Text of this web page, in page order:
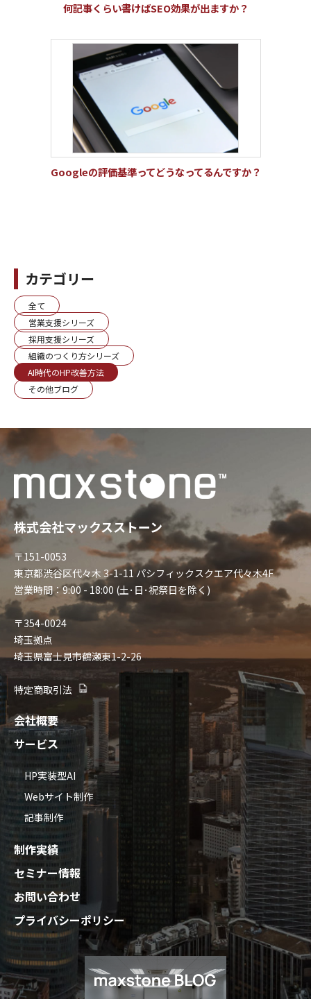
何記事くらい書けばSEO効果が出ますか？
Googleの評価基準ってどうなってるんですか？
カテゴリー
全て
営業支援シリーズ
採用支援シリーズ
組織のつくり方シリーズ
AI時代のHP改善方法
その他ブログ
株式会社マックスストーン
〒151-0053
東京都渋谷区代々木 3-1-11 パシフィックスクエア代々木4F
営業時間：9:00 - 18:00 (土･日･祝祭日を除く)
〒354-0024
埼玉拠点
埼玉県富士見市鶴瀬東1-2-26
特定商取引法
会社概要
サービス
HP実装型AI
Webサイト制作
記事制作
制作実績
セミナー情報
お問い合わせ
プライバシーポリシー